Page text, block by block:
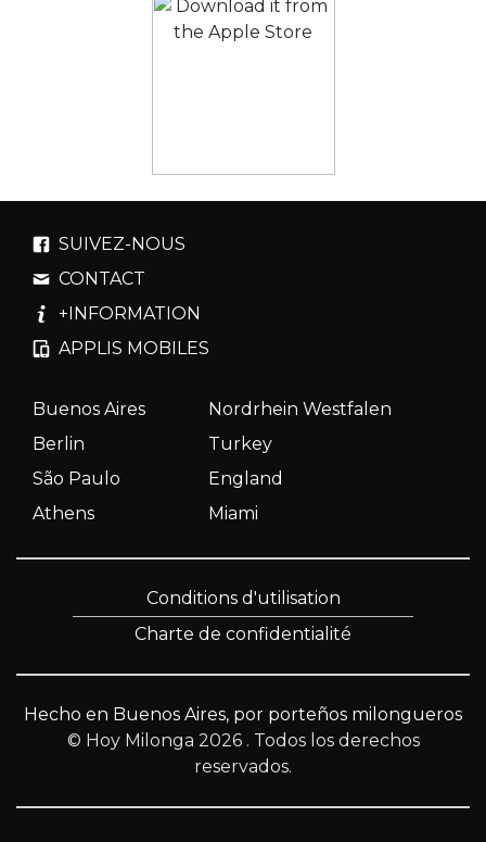
SUIVEZ-NOUS
CONTACT
+INFORMATION
APPLIS MOBILES
Buenos Aires
Nordrhein Westfalen
Berlin
Turkey
São Paulo
England
Athens
Miami
Conditions d'utilisation
Charte de confidentialité
Hecho en Buenos Aires, por porteños milongueros
© Hoy Milonga 2026 . Todos los derechos
reservados.